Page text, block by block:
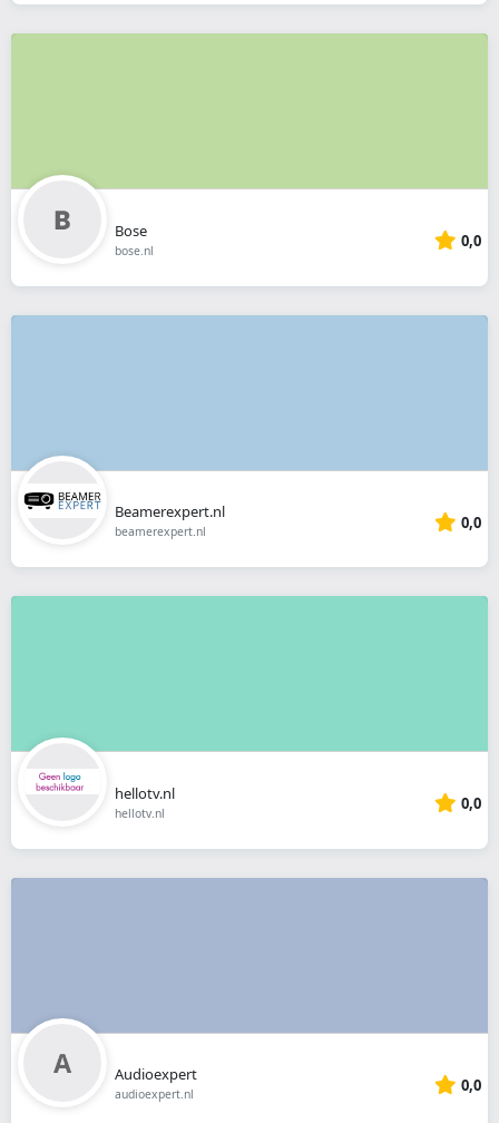
Bose
bose.nl 0,0
Beamerexpert.nl
beamerexpert.nl 0,0
hellotv.nl
hellotv.nl 0,0
Audioexpert
audioexpert.nl 0,0